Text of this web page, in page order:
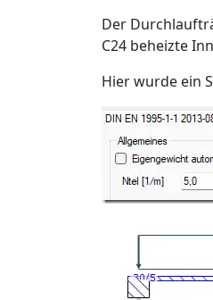
Der
C24 beheizte
Hier wurde ein